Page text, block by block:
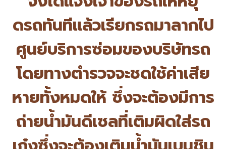
ดรถทันทีแล้วเรียกรถมาลากไป
ศูนย์บริการซ่อมของบริษัทรถ
โดยทางตำรวจจะชดใช้ค่าเสีย
หายทั้งหมดให้ ซึ่งจะต้องมีการ
ถ่ายน้ำมันดีเซลที่เติมผิดใส่รถ